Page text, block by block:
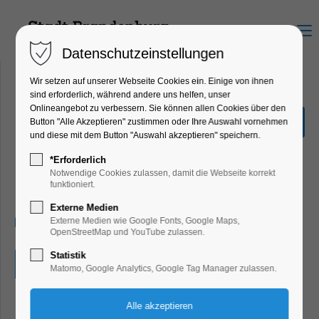
Menu
Führung für alle Sinne:
FlussLandStadt
Ausstellung, Bildung, Vortrag,
Ferienkalender, Führung, Kinder, Jugend,
Kunst, Mitmach-Aktion
05.02.2025, 16:00–17:30
Eintritt frei
Bei dieser Führung handelt es sich um eine Führung der
Datenschutzeinstellungen
Wir setzen auf unserer Webseite Cookies ein. Einige von ihnen
sind erforderlich, während andere uns helfen, unser
Onlineangebot zu verbessern. Sie können allen Cookies über den
Button "Alle Akzeptieren" zustimmen oder Ihre Auswahl vornehmen
und diese mit dem Button "Auswahl akzeptieren" speichern.
*Erforderlich
Notwendige Cookies zulassen, damit die Webseite korrekt
funktioniert.
Externe Medien
Externe Medien wie Google Fonts, Google Maps,
OpenStreetMap und YouTube zulassen.
Statistik
Matomo, Google Analytics, Google Tag Manager zulassen.